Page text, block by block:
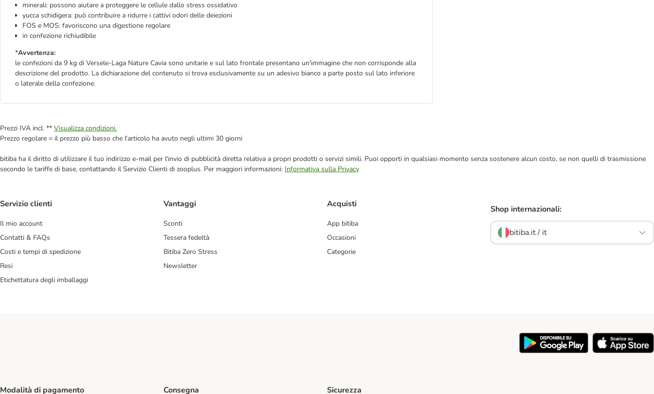
minerali: possono aiutare a proteggere le cellule dallo stress ossidativo
yucca schidigera: può contribuire a ridurre i cattivi odori delle deiezioni
FOS e MOS: favoriscono una digestione regolare
in confezione richiudibile
*Avvertenza:
le confezioni da 9 kg di Versele-Laga Nature Cavia sono unitarie e sul lato frontale presentano un'immagine che non corrisponde alla
descrizione del prodotto. La dichiarazione del contenuto si trova esclusivamente su un adesivo bianco a parte posto sul lato inferiore
o laterale della confezione.
Prezzi IVA incl. ** Visualizza condizioni.
Prezzo regolare = il prezzo più basso che l'articolo ha avuto negli ultimi 30 giorni
bitiba ha il diritto di utilizzare il tuo indirizzo e-mail per l'invio di pubblicità diretta relativa a propri prodotti o servizi simili. Puoi opporti in qualsiasi momento senza sostenere alcun costo, se non quelli di trasmissione
secondo le tariffe di base, contattando il Servizio Clienti di zooplus. Per maggiori informazioni: Informativa sulla Privacy
Servizio clienti
Il mio account
Contatti & FAQs
Costi e tempi di spedizione
Resi
Etichettatura degli imballaggi
Vantaggi
Sconti
Tessera fedeltà
Bitiba Zero Stress
Newsletter
Acquisti
App bitiba
Occasioni
Categorie
Shop internazionali:
bitiba.it / it
Modalità di pagamento Consegna Sicurezza